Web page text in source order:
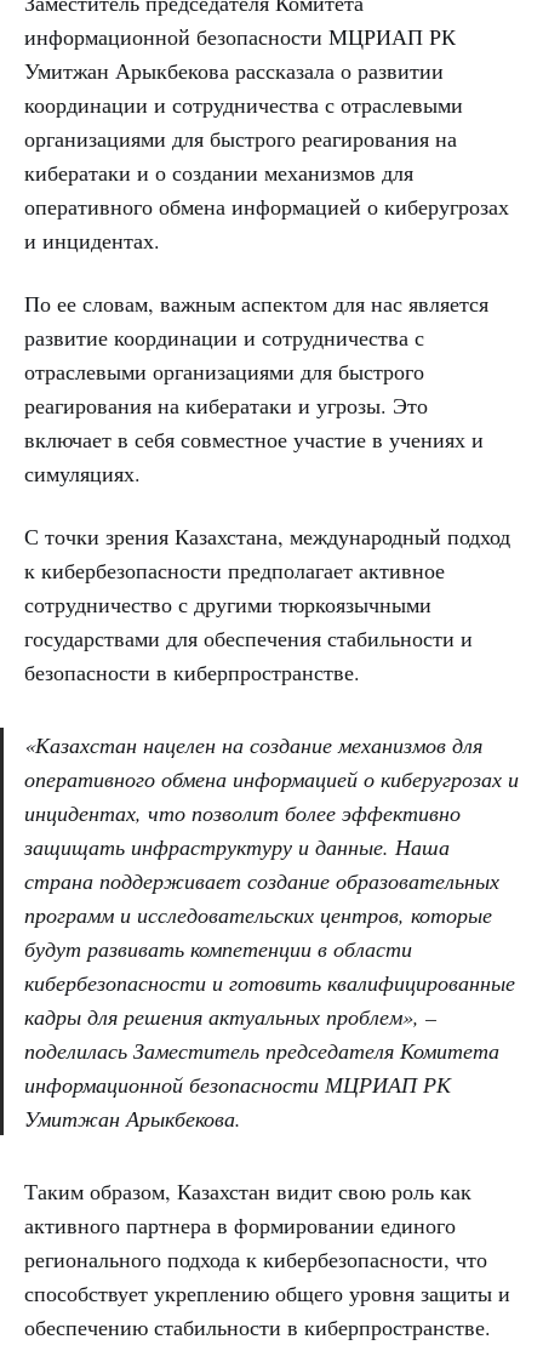
информационной безопасности МЦРИАП РК
Умитжан Арыкбекова рассказала о развитии
координации и сотрудничества с отраслевыми
организациями для быстрого реагирования на
кибератаки и о создании механизмов для
оперативного обмена информацией о киберугрозах
и инцидентах.
По ее словам, важным аспектом для нас является
развитие координации и сотрудничества с
отраслевыми организациями для быстрого
реагирования на кибератаки и угрозы. Это
включает в себя совместное участие в учениях и
симуляциях.
С точки зрения Казахстана, международный подход
к кибербезопасности предполагает активное
сотрудничество с другими тюркоязычными
государствами для обеспечения стабильности и
безопасности в киберпространстве.
«Казахстан нацелен на создание механизмов для
оперативного обмена информацией о киберугрозах и
инцидентах, что позволит более эффективно
защищать инфраструктуру и данные. Наша
страна поддерживает создание образовательных
программ и исследовательских центров, которые
будут развивать компетенции в области
кибербезопасности и готовить квалифицированные
кадры для решения актуальных проблем», –
поделилась Заместитель председателя Комитета
информационной безопасности МЦРИАП РК
Умитжан Арыкбекова.
Таким образом, Казахстан видит свою роль как
активного партнера в формировании единого
регионального подхода к кибербезопасности, что
способствует укреплению общего уровня защиты и
обеспечению стабильности в киберпространстве.